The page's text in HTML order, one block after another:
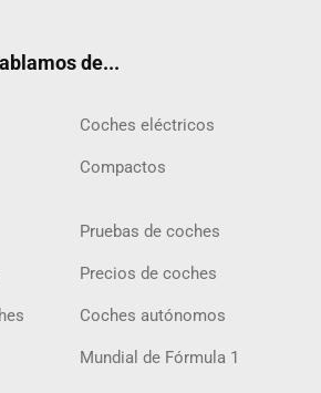
de...
Coches eléctricos
Compactos
Pruebas de coches
Precios de coches
Coches autónomos
Mundial de Fórmula 1